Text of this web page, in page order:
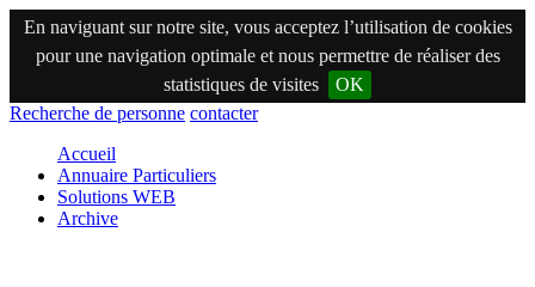
En naviguant sur notre site, vous acceptez l’utilisation de cookies
pour une navigation optimale et nous permettre de réaliser des
statistiques de visites
OK
Recherche de personne contacter
Accueil
Annuaire Particuliers
Solutions WEB
Archive